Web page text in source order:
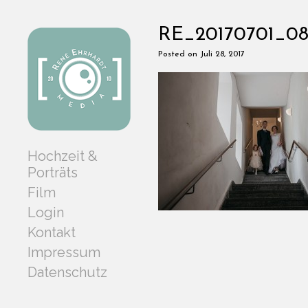
Hochzeit &
Porträts
Film
Login
Kontakt
Impressum
Datenschutz
Posted on Juli 28, 2017